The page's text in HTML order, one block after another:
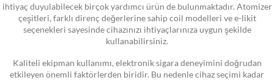
ihtiyaç duyulabilecek birçok yardımcı ürün de bulunmaktadır. Atomizer
çeşitleri, farklı direnç değerlerine sahip coil modelleri ve e-likit
seçenekleri sayesinde cihazınızı ihtiyaçlarınıza uygun şekilde
kullanabilirsiniz.
Kaliteli ekipman kullanımı, elektronik sigara deneyimini doğrudan
etkileyen önemli faktörlerden biridir. Bu nedenle cihaz seçimi kadar